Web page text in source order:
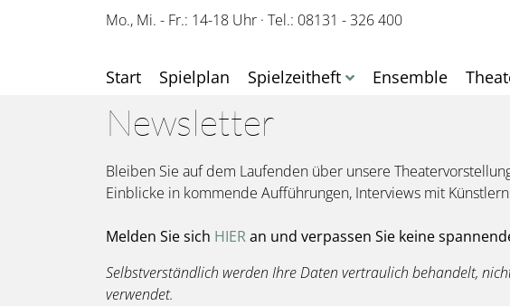
Mo., Mi. - Fr.: 14-18 Uhr · Tel.: 08131 - 326 400
Start Spielplan Spielzeitheft Ensemble
Newsletter
Bleiben Sie auf dem Laufenden über unsere
Einblicke in kommende Aufführungen, Interviews mit
Melden Sie sich HIERan und verpassen Sie keine
Selbstverständlich werden Ihre Daten vertraulich behandelt,
verwendet.